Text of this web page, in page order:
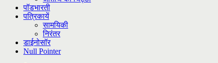
पॉडभारती
पत्रिकायें
सामयिकी
निरंतर
डाईनोसॉर
Null Pointer